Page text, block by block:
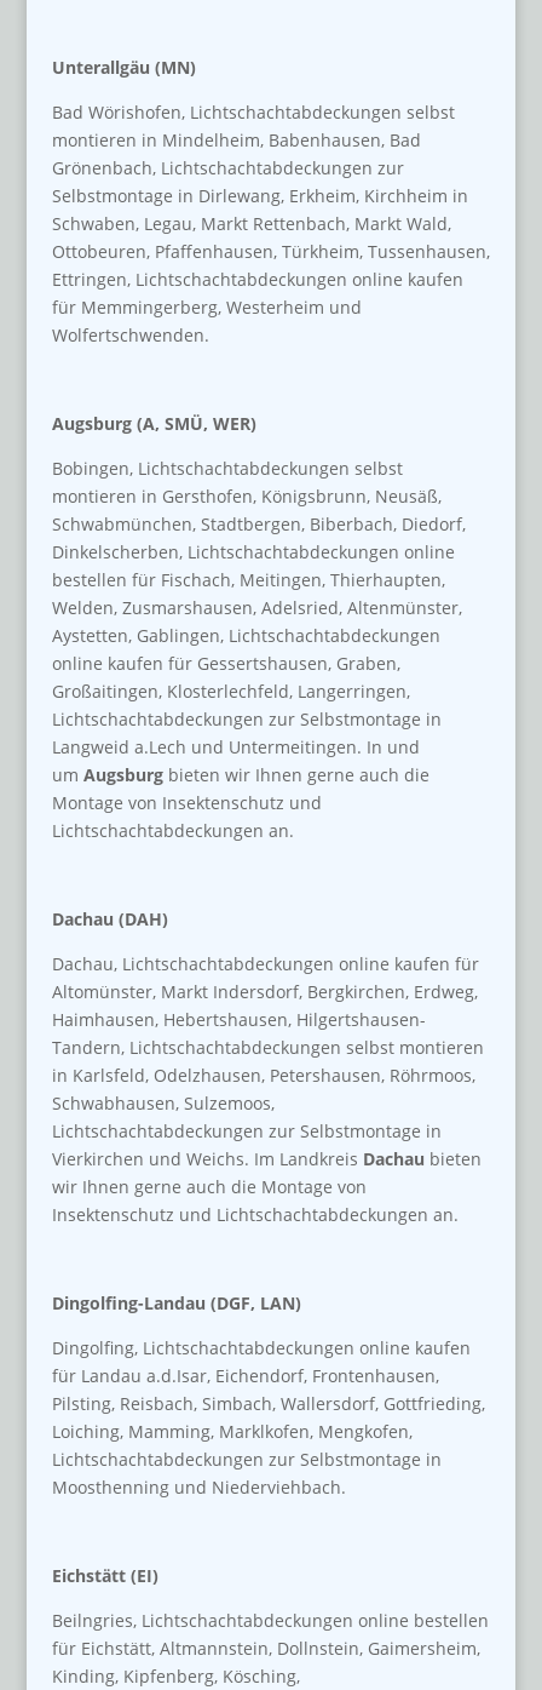
Unterallgäu (MN)
Bad Wörishofen, Lichtschachtabdeckungen selbst
montieren in Mindelheim, Babenhausen, Bad
Grönenbach, Lichtschachtabdeckungen zur
Selbstmontage in Dirlewang, Erkheim, Kirchheim in
Schwaben, Legau, Markt Rettenbach, Markt Wald,
Ottobeuren, Pfaffenhausen, Türkheim, Tussenhausen,
Ettringen, Lichtschachtabdeckungen online kaufen
für Memmingerberg, Westerheim und
Wolfertschwenden.
Augsburg (A, SMÜ, WER)
Bobingen, Lichtschachtabdeckungen selbst
montieren in Gersthofen, Königsbrunn, Neusäß,
Schwabmünchen, Stadtbergen, Biberbach, Diedorf,
Dinkelscherben, Lichtschachtabdeckungen online
bestellen für Fischach, Meitingen, Thierhaupten,
Welden, Zusmarshausen, Adelsried, Altenmünster,
Aystetten, Gablingen, Lichtschachtabdeckungen
online kaufen für Gessertshausen, Graben,
Großaitingen, Klosterlechfeld, Langerringen,
Lichtschachtabdeckungen zur Selbstmontage in
Langweid a.Lech und Untermeitingen. In und
um Augsburg bieten wir Ihnen gerne auch die
Montage von Insektenschutz und
Lichtschachtabdeckungen an.
Dachau (DAH)
Dachau, Lichtschachtabdeckungen online kaufen für
Altomünster, Markt Indersdorf, Bergkirchen, Erdweg,
Haimhausen, Hebertshausen, Hilgertshausen-
Tandern, Lichtschachtabdeckungen selbst montieren
in Karlsfeld, Odelzhausen, Petershausen, Röhrmoos,
Schwabhausen, Sulzemoos,
Lichtschachtabdeckungen zur Selbstmontage in
Vierkirchen und Weichs. Im Landkreis Dachau bieten
wir Ihnen gerne auch die Montage von
Insektenschutz und Lichtschachtabdeckungen an.
Dingolfing-Landau (DGF, LAN)
Dingolfing, Lichtschachtabdeckungen online kaufen
für Landau a.d.Isar, Eichendorf, Frontenhausen,
Pilsting, Reisbach, Simbach, Wallersdorf, Gottfrieding,
Loiching, Mamming, Marklkofen, Mengkofen,
Lichtschachtabdeckungen zur Selbstmontage in
Moosthenning und Niederviehbach.
Eichstätt (EI)
Beilngries, Lichtschachtabdeckungen online bestellen
für Eichstätt, Altmannstein, Dollnstein, Gaimersheim,
Kinding, Kipfenberg, Kösching,